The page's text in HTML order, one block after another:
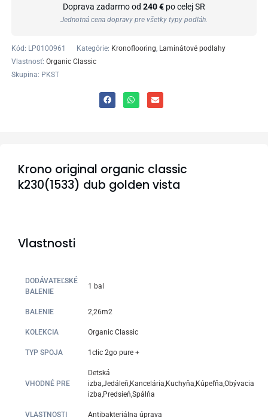
Doprava zadarmo od 240 € po celej SR
Jednotná cena dopravy pre všetky typy podláh.
Kód: LP0100961 Kategórie: Kronoflooring, Laminátové podlahy
Vlastnosť: Organic Classic
Skupina: PKST
Krono original organic classic
k230(1533) dub golden vista
Vlastnosti
DODÁVATEĽSKÉ
BALENIE
1 bal
BALENIE 2,26m2
KOLEKCIA Organic Classic
TYP SPOJA 1clic 2go pure +
VHODNÉ PRE
Detská
izba,Jedáleň,Kancelária,Kuchyňa,Kúpeľňa,Obývacia
izba,Predsieň,Spálňa
VLASTNOSTI Antibakteriálna úprava